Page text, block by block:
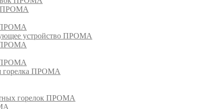
ПРОМА
ПРОМА
устройство ПРОМА
ПРОМА
ПРОМА
горелка ПРОМА
горелок ПРОМА